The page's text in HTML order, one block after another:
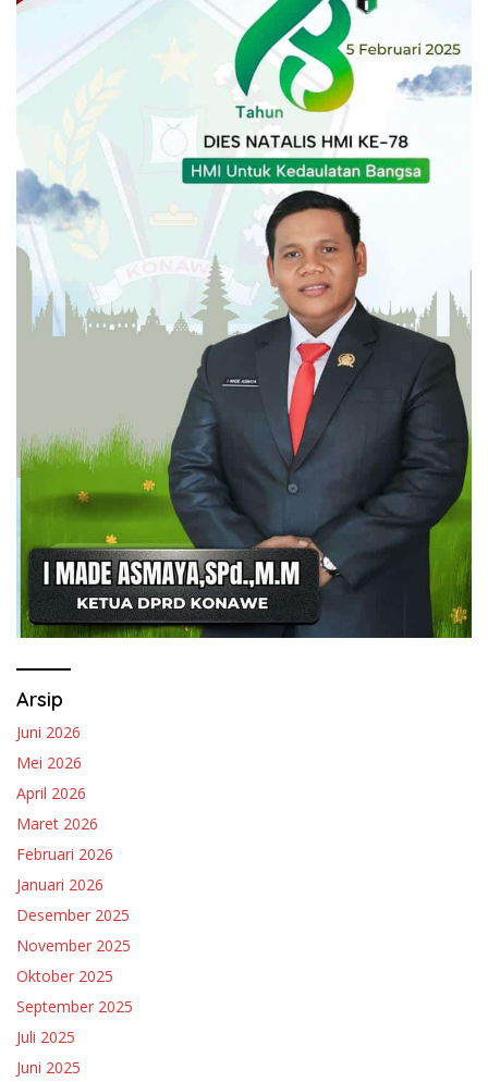
Arsip
Juni 2026
Mei 2026
April 2026
Maret 2026
Februari 2026
Januari 2026
Desember 2025
November 2025
Oktober 2025
September 2025
Juli 2025
Juni 2025